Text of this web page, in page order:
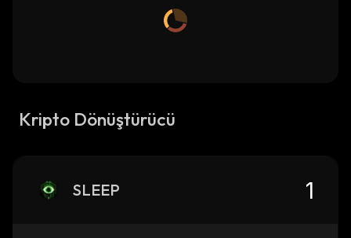
Kripto Dönüştürücü
SLEEP